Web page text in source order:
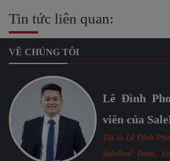
Tin tức liên quan:
VỀ CHÚNG TÔI
Lê Đình
viên của
Tôi là Lê Đình
SaleReal Team,